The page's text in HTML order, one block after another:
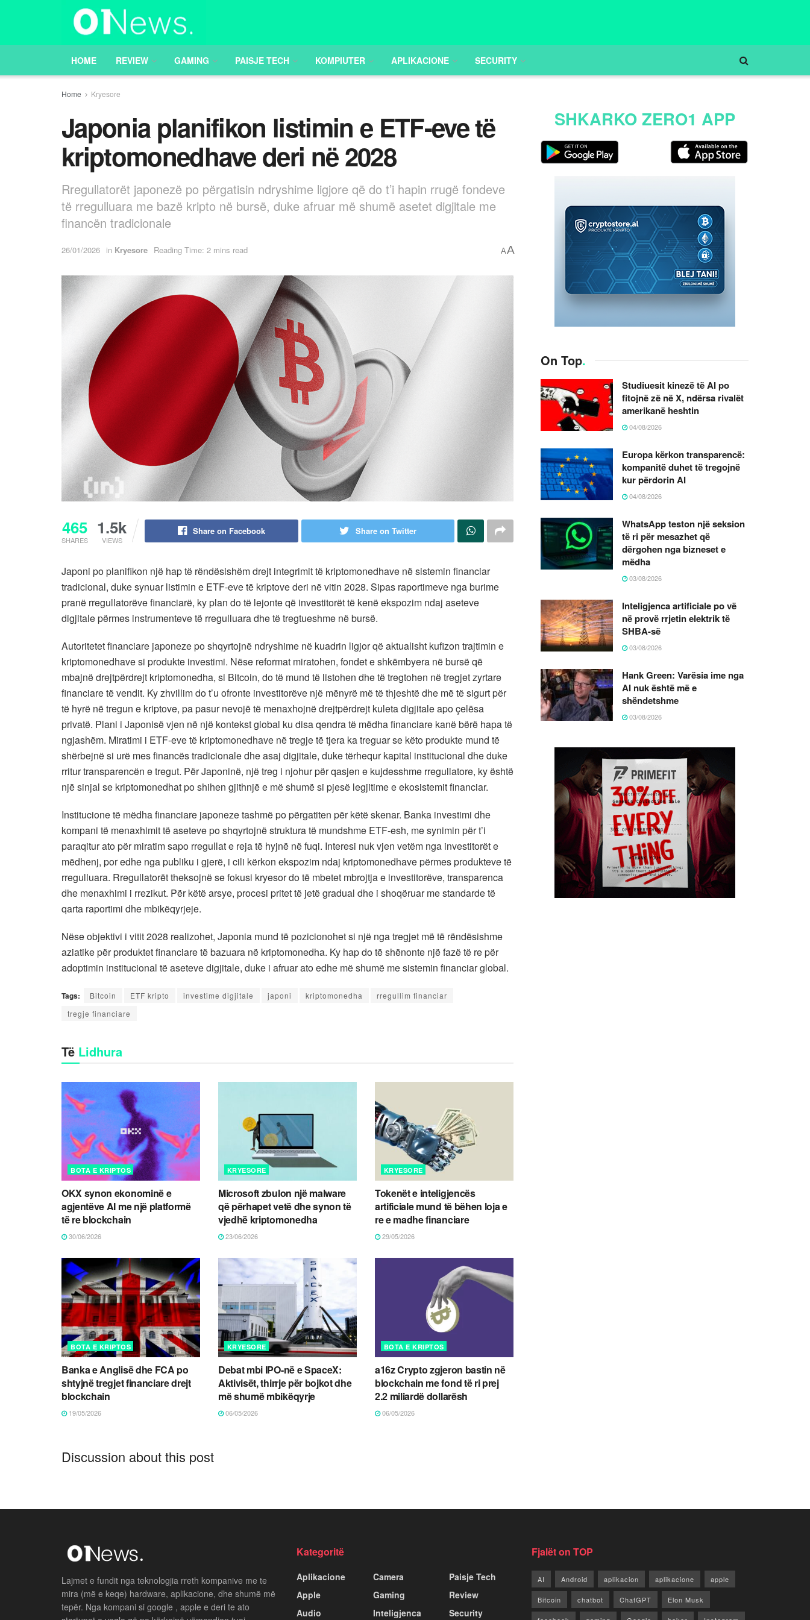
HOME REVIEW GAMING PAISJE TECH KOMPIUTER APLIKACIONE SECURITY
Home Kryesore
Japonia planifikon listimin e ETF-eve të
kriptomonedhave deri në 2028
Rregullatorët japonezë po përgatisin ndryshime ligjore që do t’i hapin rrugë fondeve
të rregulluara me bazë kripto në bursë, duke afruar më shumë asetet digjitale me
financën tradicionale
26/01/2026 in Kryesore Reading Time: 2 mins read AA
465
SHARES
1.5k
VIEWS
Share on Facebook Share on Twitter
Japoni po planifikon një hap të rëndësishëm drejt integrimit të kriptomonedhave në sistemin financiar
tradicional, duke synuar listimin e ETF-eve të kriptove deri në vitin 2028. Sipas raportimeve nga burime
pranë rregullatorëve financiarë, ky plan do të lejonte që investitorët të kenë ekspozim ndaj aseteve
digjitale përmes instrumenteve të rregulluara dhe të tregtueshme në bursë.
Autoritetet financiare japoneze po shqyrtojnë ndryshime në kuadrin ligjor që aktualisht kufizon trajtimin e
kriptomonedhave si produkte investimi. Nëse reformat miratohen, fondet e shkëmbyera në bursë që
mbajnë drejtpërdrejt kriptomonedha, si Bitcoin, do të mund të listohen dhe të tregtohen në tregjet zyrtare
financiare të vendit. Ky zhvillim do t’u ofronte investitorëve një mënyrë më të thjeshtë dhe më të sigurt për
të hyrë në tregun e kriptove, pa pasur nevojë të menaxhojnë drejtpërdrejt kuleta digjitale apo çelësa
privatë. Plani i Japonisë vjen në një kontekst global ku disa qendra të mëdha financiare kanë bërë hapa të
ngjashëm. Miratimi i ETF-eve të kriptomonedhave në tregje të tjera ka treguar se këto produkte mund të
shërbejnë si urë mes financës tradicionale dhe asaj digjitale, duke tërhequr kapital institucional dhe duke
rritur transparencën e tregut. Për Japoninë, një treg i njohur për qasjen e kujdesshme rregullatore, ky është
një sinjal se kriptomonedhat po shihen gjithnjë e më shumë si pjesë legjitime e ekosistemit financiar.
Institucione të mëdha financiare japoneze tashmë po përgatiten për këtë skenar. Banka investimi dhe
kompani të menaxhimit të aseteve po shqyrtojnë struktura të mundshme ETF-esh, me synimin për t’i
paraqitur ato për miratim sapo rregullat e reja të hyjnë në fuqi. Interesi nuk vjen vetëm nga investitorët e
mëdhenj, por edhe nga publiku i gjerë, i cili kërkon ekspozim ndaj kriptomonedhave përmes produkteve të
rregulluara. Rregullatorët theksojnë se fokusi kryesor do të mbetet mbrojtja e investitorëve, transparenca
dhe menaxhimi i rrezikut. Për këtë arsye, procesi pritet të jetë gradual dhe i shoqëruar me standarde të
qarta raportimi dhe mbikëqyrjeje.
Nëse objektivi i vitit 2028 realizohet, Japonia mund të pozicionohet si një nga tregjet më të rëndësishme
aziatike për produktet financiare të bazuara në kriptomonedha. Ky hap do të shënonte një fazë të re për
adoptimin institucional të aseteve digjitale, duke i afruar ato edhe më shumë me sistemin financiar global.
Tags: Bitcoin ETF kripto investime digjitale japoni kriptomonedha
rregullim financiar
tregje financiare
Të Lidhura
BOTA E KRIPTOS
OKX synon ekonominë e
agjentëve AI me një platformë
të re blockchain
30/06/2026
KRYESORE
Microsoft zbulon një malware
që përhapet vetë dhe synon të
vjedhë kriptomonedha
23/06/2026
KRYESORE
Tokenët e inteligjencës
artificiale mund të bëhen loja e
re e madhe financiare
29/05/2026
BOTA E KRIPTOS
Banka e Anglisë dhe FCA po
shtyjnë tregjet financiare drejt
blockchain
19/05/2026
KRYESORE
Debat mbi IPO-në e SpaceX:
Aktivisët, thirrje për bojkot dhe
më shumë mbikëqyrje
06/05/2026
BOTA E KRIPTOS
a16z Crypto zgjeron bastin në
blockchain me fond të ri prej
2.2 miliardë dollarësh
06/05/2026
Discussion about this post
SHKARKO ZERO1 APP
On Top.
Studiuesit kinezë të AI po
fitojnë zë në X, ndërsa rivalët
amerikanë heshtin
04/08/2026
Europa kërkon transparencë:
kompanitë duhet të tregojnë
kur përdorin AI
04/08/2026
WhatsApp teston një seksion
të ri për mesazhet që
dërgohen nga bizneset e
mëdha
03/08/2026
Inteligjenca artificiale po vë
në provë rrjetin elektrik të
SHBA-së
03/08/2026
Hank Green: Varësia ime nga
AI nuk është më e
shëndetshme
03/08/2026
Lajmet e fundit nga teknologjia rreth kompanive me te
mira (më e keqe) hardware, aplikacione, dhe shumë më
tepër. Nga kompani si google , apple e deri te ato
Kategoritë
Aplikacione
Apple
Audio
Camera
Gaming
Inteligjenca
Paisje Tech
Review
Security
Fjalët on TOP
AI Android aplikacion aplikacione apple
Bitcoin chatbot ChatGPT Elon Musk